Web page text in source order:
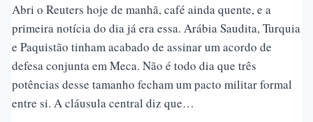
Abri o Reuters hoje de manhã, café ainda quente, e a
primeira notícia do dia já era essa. Arábia Saudita, Turquia
e Paquistão tinham acabado de assinar um acordo de
defesa conjunta em Meca. Não é todo dia que três
potências desse tamanho fecham um pacto militar formal
entre si. A cláusula central diz que…